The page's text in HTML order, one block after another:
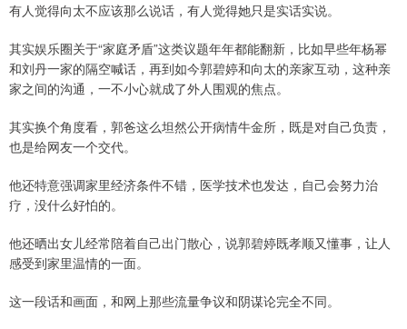
有人觉得向太不应该那么说话，有人觉得她只是实话实说。
其实娱乐圈关于“家庭矛盾”这类议题年年都能翻新，比如早些年杨幂
和刘丹一家的隔空喊话，再到如今郭碧婷和向太的亲家互动，这种亲
家之间的沟通，一不小心就成了外人围观的焦点。
其实换个角度看，郭爸这么坦然公开病情牛金所，既是对自己负责，
也是给网友一个交代。
他还特意强调家里经济条件不错，医学技术也发达，自己会努力治
疗，没什么好怕的。
他还晒出女儿经常陪着自己出门散心，说郭碧婷既孝顺又懂事，让人
感受到家里温情的一面。
这一段话和画面，和网上那些流量争议和阴谋论完全不同。